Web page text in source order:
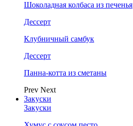
Шоколадная колбаса из печенья
Дессерт
Клубничный самбук
Дессерт
Панна-котта из сметаны
Prev Next
Закуски
Закуски